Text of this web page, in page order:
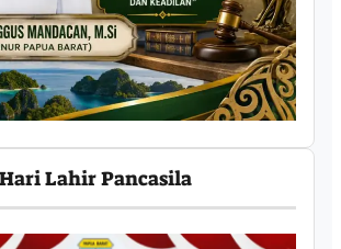
Hari Lahir Pancasila